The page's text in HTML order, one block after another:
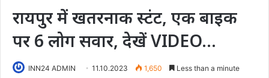
रायपुर में खतरनाक स्टंट, एक बाइक
पर 6 लोग सवार, देखें VIDEO…
INN24 ADMIN 11.10.2023 1,650 Less than a minute